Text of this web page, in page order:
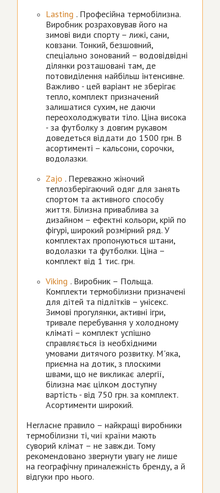
Lasting . Професійна термобілизна.
Виробник розраховував його на
зимові види спорту – лижі, сани,
ковзани. Тонкий, безшовний,
спеціально зонований – водовідвідні
ділянки розташовані там, де
потовиділення найбільш інтенсивне.
Важливо - цей варіант не зберігає
тепло, комплект призначений
залишатися сухим, не даючи
переохолоджувати тіло. Ціна висока
- за футболку з довгим рукавом
доведеться віддати до 1500 грн. В
асортименті – кальсони, сорочки,
водолазки.
Zajo . Переважно жіночий
теплозберігаючий одяг для занять
спортом та активного способу
життя. Білизна приваблива за
дизайном – ефектні кольори, крій по
фігурі, широкий розмірний ряд. У
комплектах пропонуються штани,
водолазки та футболки. Ціна –
комплект від 1 тис. грн.
Viking . Виробник – Польща.
Комплекти термобілизни призначені
для дітей та підлітків – унісекс.
Зимові прогулянки, активні ігри,
тривале перебування у холодному
кліматі – комплект успішно
справляється із необхідними
умовами дитячого розвитку. М'яка,
приємна на дотик, з плоскими
швами, що не викликає алергії,
білизна має цілком доступну
вартість - від 750 грн. за комплект.
Асортименти широкий.
Негласне правило – найкращі виробники
термобілизни ті, чиї країни мають
суворий клімат – не завжди. Тому
рекомендовано звернути увагу не лише
на географічну приналежність бренду, а й
відгуки про нього.